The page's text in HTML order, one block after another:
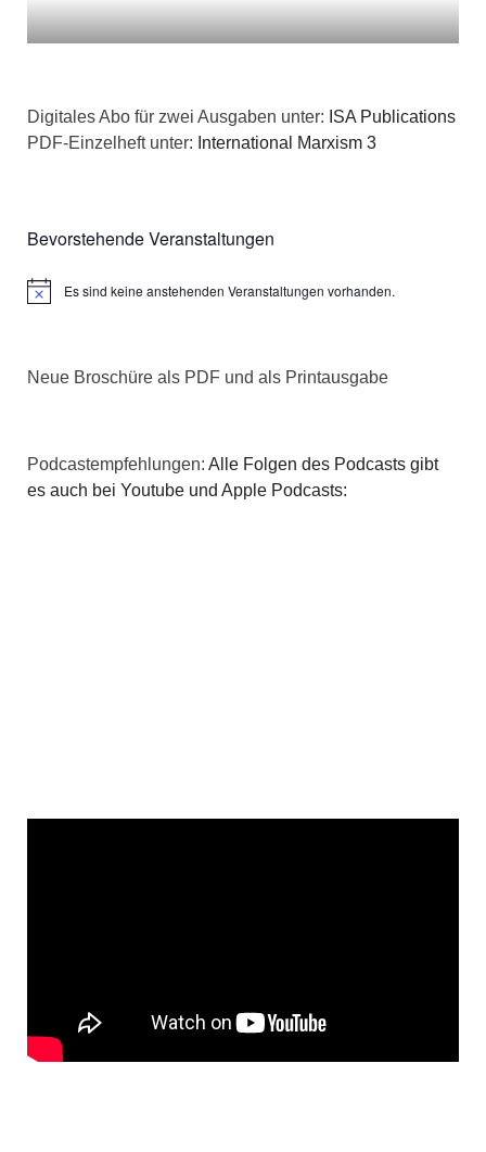
Digitales Abo für zwei Ausgaben unter: ISA Publications
PDF-Einzelheft unter: International Marxism 3
Bevorstehende Veranstaltungen
HinweisEs sind keine anstehenden Veranstaltungen vorhanden.
Neue Broschüre als PDF und als Printausgabe
Podcastempfehlungen: Alle Folgen des Podcasts gibt
es auch bei Youtube und Apple Podcasts: